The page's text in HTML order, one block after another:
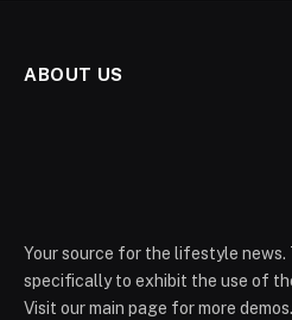
ABOUT US
Your source for the lifestyle news.
specifically to exhibit the use of
Visit our main page for more demos.